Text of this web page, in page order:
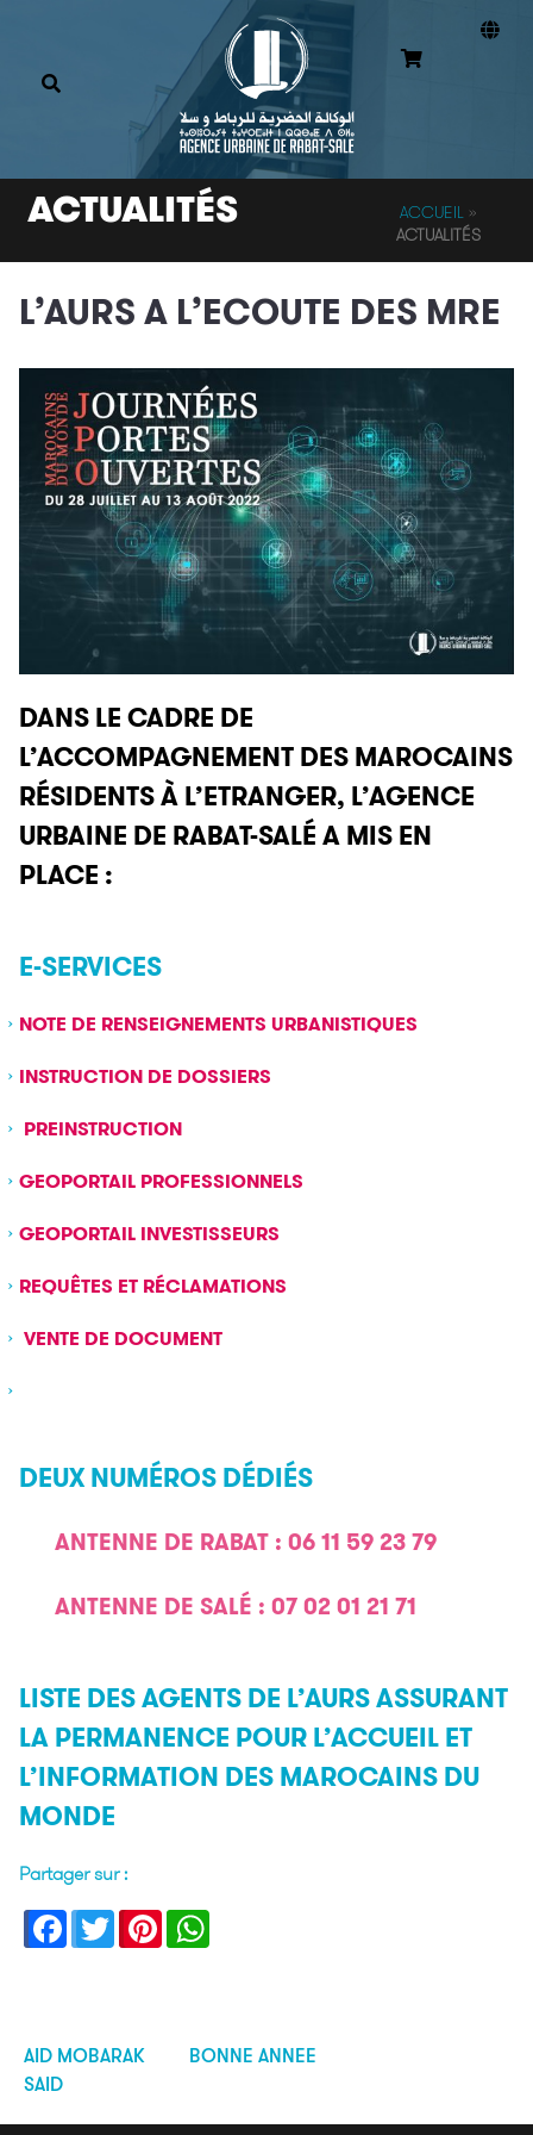
ACTUALITÉS ACCUEIL »
ACTUALITÉS
L’AURS A L’ECOUTE DES MRE
DANS LE CADRE DE
L’ACCOMPAGNEMENT DES MAROCAINS
RÉSIDENTS À L’ETRANGER, L’AGENCE
URBAINE DE RABAT-SALÉ A MIS EN
PLACE :
E-SERVICES
NOTE DE RENSEIGNEMENTS URBANISTIQUES
INSTRUCTION DE DOSSIERS
PREINSTRUCTION
GEOPORTAIL PROFESSIONNELS
GEOPORTAIL INVESTISSEURS
REQUÊTES ET RÉCLAMATIONS
VENTE DE DOCUMENT
DEUX NUMÉROS DÉDIÉS
ANTENNE DE RABAT : 06 11 59 23 79
ANTENNE DE SALÉ : 07 02 01 21 71
LISTE DES AGENTS DE L’AURS ASSURANT
LA PERMANENCE POUR L’ACCUEIL ET
L’INFORMATION DES MAROCAINS DU
MONDE
Partager sur :
Navigation
AID MOBARAK
SAID
BONNE ANNEE